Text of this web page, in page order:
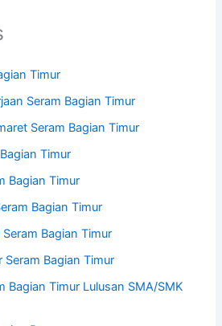
Timur
Seram Bagian Timur
Seram Bagian Timur
Timur
Bagian Timur
Bagian Timur
Bagian Timur
Bagian Timur
Bagian Timur Lulusan SMA/SMK